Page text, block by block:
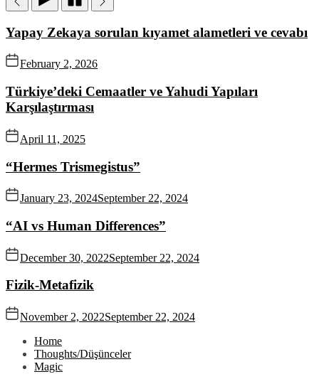
Yapay Zekaya sorulan kıyamet alametleri ve cevabı
February 2, 2026
Türkiye’deki Cemaatler ve Yahudi Yapıları
Karşılaştırması
April 11, 2025
“Hermes Trismegistus”
January 23, 2024September 22, 2024
“AI vs Human Differences”
December 30, 2022September 22, 2024
Fizik-Metafizik
November 2, 2022September 22, 2024
Home
Thoughts/Düşünceler
Magic